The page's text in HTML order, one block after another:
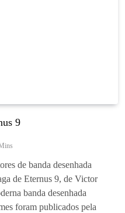
9
de banda desenhada
de Eternus 9, de Victor
banda desenhada
foram publicados pela